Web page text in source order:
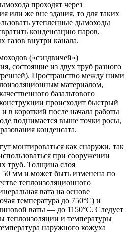
проходят через
или же вне здания, то для таких
утепленные дымоходы
конденсацию паров,
газов внутри канала.
(«сэндвичей»)
состоящие из двух труб разного
Пространство между ними
материалом,
базальтового
происходит быстрый
в короткий после начала работы
поднимается выше точки росы,
конденсата.
монтироваться как снаружи, так
при сооружении
труб. Толщина слоя
50 мм и может быть изменена по
теплоизоляционного
вата на основе
температура до 750°С) и
ваты — до 1150°С. Следует
теплоизоляции и температуры
наружного кожуха